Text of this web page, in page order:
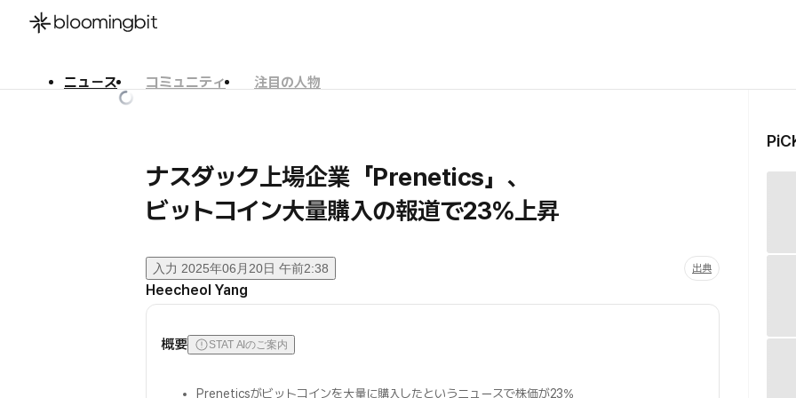
ニュース コミュニティ
注目の人物
ナスダック上場企業「Prenetics」、
ビットコイン大量購入の報道で23％上昇
入力 2025年06月20日 午前2:38 出典
Heecheol Yang
概要 STAT AIのご案内
Preneticsがビットコインを大量に購入したというニュースで株価が23%